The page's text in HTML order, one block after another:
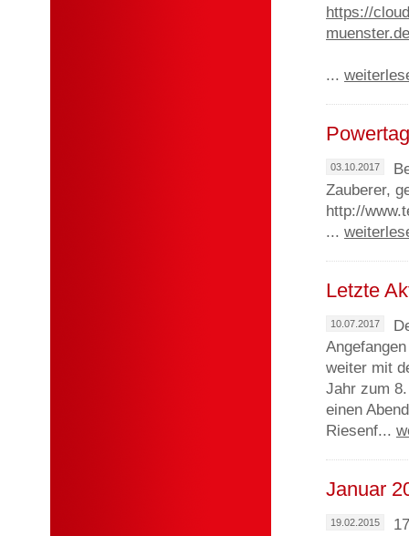
https://
...
03.10.2017
Zauberer,
http://
...
Letzte
10.07.2017
weiter mit
Jahr zum
einen
Riesenf...
Januar
19.02.2015